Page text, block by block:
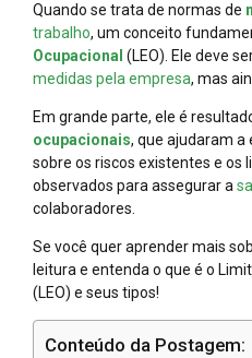
Quando se trata de normas de
trabalho, um conceito
Ocupacional (LEO). Ele deve
medidas pela empresa, mas
Em grande parte, ele é
ocupacionais, que ajudaram
sobre os riscos existentes e os
observados para assegurar a
colaboradores.
Se você quer aprender mais
leitura e entenda o que é o
(LEO) e seus tipos!
Conteúdo da Postagem: